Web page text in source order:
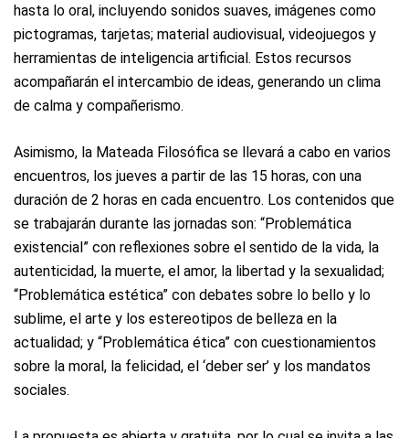
hasta lo oral, incluyendo sonidos suaves, imágenes como
pictogramas, tarjetas; material audiovisual, videojuegos y
herramientas de inteligencia artificial. Estos recursos
acompañarán el intercambio de ideas, generando un clima
de calma y compañerismo.
Asimismo, la Mateada Filosófica se llevará a cabo en varios
encuentros, los jueves a partir de las 15 horas, con una
duración de 2 horas en cada encuentro. Los contenidos que
se trabajarán durante las jornadas son: “Problemática
existencial” con reflexiones sobre el sentido de la vida, la
autenticidad, la muerte, el amor, la libertad y la sexualidad;
“Problemática estética” con debates sobre lo bello y lo
sublime, el arte y los estereotipos de belleza en la
actualidad; y “Problemática ética” con cuestionamientos
sobre la moral, la felicidad, el ‘deber ser’ y los mandatos
sociales.